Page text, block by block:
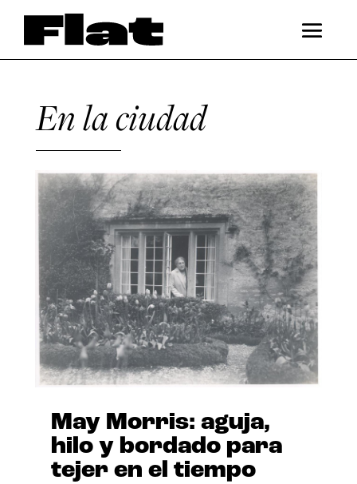
En la ciudad
May Morris: aguja,
hilo y bordado para
tejer en el tiempo